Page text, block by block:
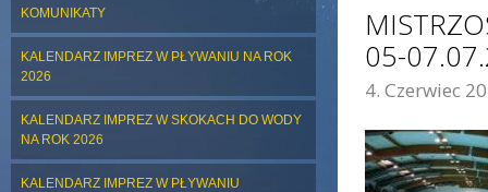
KOMUNIKATY
KALENDARZ IMPREZ W PŁYWANIU NA ROK
2026
KALENDARZ IMPREZ W SKOKACH DO WODY
NA ROK 2026
KALENDARZ IMPREZ W PŁYWANIU
05-
4. Czerwiec